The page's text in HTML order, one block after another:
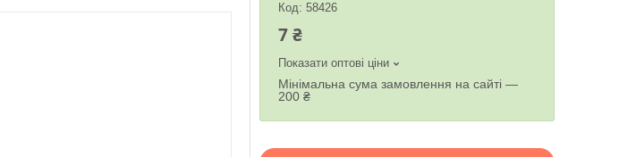
Код: 58426
7 ₴
Показати оптові ціни
Мінімальна сума замовлення на сайті —
200 ₴